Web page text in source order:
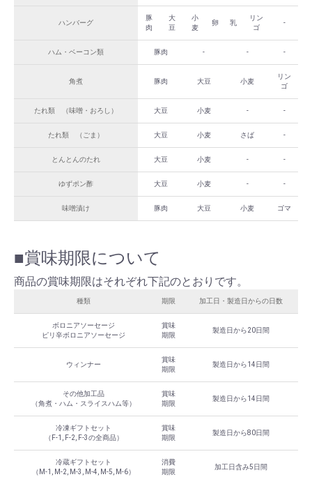
ハンバーグ
豚
肉
大
豆
小
麦
卵 乳
リン
ゴ
-
ハム・ベーコン類 豚肉 - - -
角煮 豚肉 大豆 小麦
リン
ゴ
たれ類 （味噌・おろし） 大豆 小麦 - -
たれ類 （ごま） 大豆 小麦 さば -
とんとんのたれ 大豆 小麦 - -
ゆずポン酢 大豆 小麦 - -
味噌漬け 豚肉 大豆 小麦 ゴマ
■賞味期限について
商品の賞味期限はそれぞれ下記のとおりです。
種類 期限 加工日・製造日からの日数
ボロニアソーセージ
ピリ辛ボロニアソーセージ
賞味
期限
製造日から20日間
ウィンナー
賞味
期限
製造日から14日間
その他加工品
（角煮・ハム・スライスハム等）
賞味
期限
製造日から14日間
冷凍ギフトセット
（F-1, F-2, F-3の全商品）
賞味
期限
製造日から80日間
冷蔵ギフトセット
（M-1, M-2, M-3, M-4, M-5, M-6）
消費
期限
加工日含み5日間